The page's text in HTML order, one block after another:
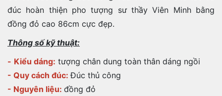
đúc hoàn thiện pho tượng sư thầy Viên Minh bằng
đồng đỏ cao 86cm cực đẹp.
Thông số kỹ thuật:
- Kiểu dáng: tượng chân dung toàn thân dáng ngồi
- Quy cách đúc: Đúc thủ công
- Nguyên liệu: đồng đỏ